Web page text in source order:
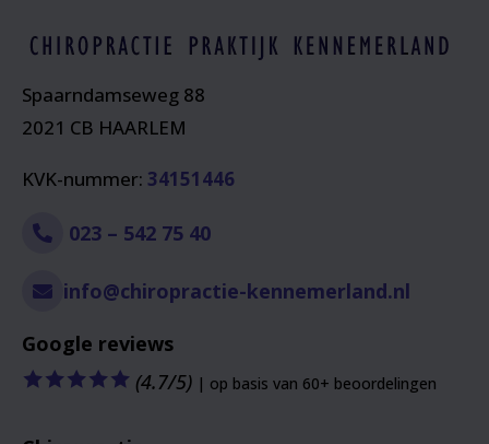
Spaarndamseweg 88
2021 CB HAARLEM
KVK-nummer: 34151446
023 – 542 75 40
info@chiropractie-kennemerland.nl
Google reviews
🟊🟊🟊🟊🟊 (4.7/5) | op basis van 60+ beoordelingen